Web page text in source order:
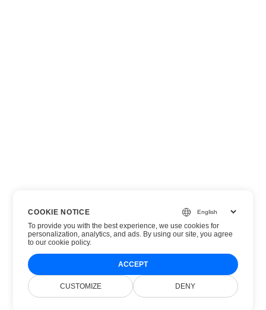
COOKIE NOTICE
To provide you with the best experience, we use cookies for
personalization, analytics, and ads. By using our site, you agree
toour cookie policy.
ACCEPT
CUSTOMIZE DENY